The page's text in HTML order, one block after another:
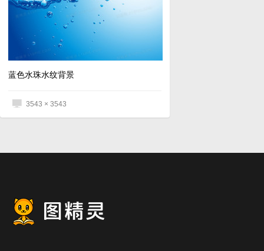
蓝色水珠水纹背景
3543 × 3543